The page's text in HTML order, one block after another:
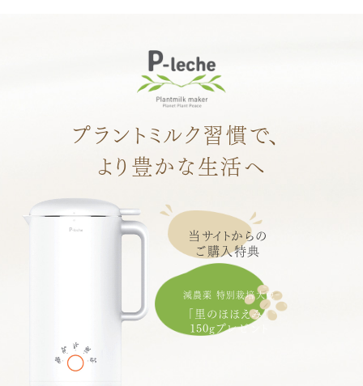
プラントミルク習慣で、
より豊かな生活へ
当サイトからの
ご購入特典
減農薬 特別栽培大豆
「里のほほえみ」
150gプレゼント